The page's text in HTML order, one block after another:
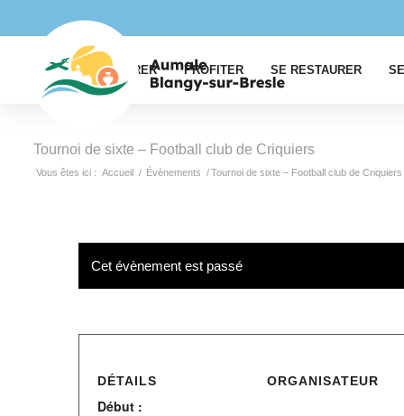
EXPLORER PROFITER SE RESTAURER
Tournoi de sixte – Football club de Criquiers
Vous êtes ici : Accueil / Évènements /Tournoi de sixte – Football club de Criquiers
Cet évènement est passé
DÉTAILS
Début :
ORGANISATEUR